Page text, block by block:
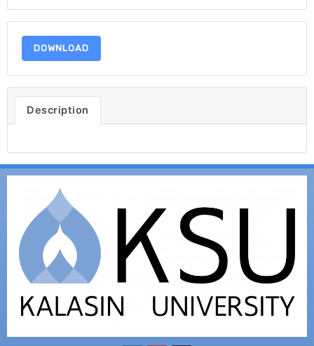
DOWNLOAD
Description